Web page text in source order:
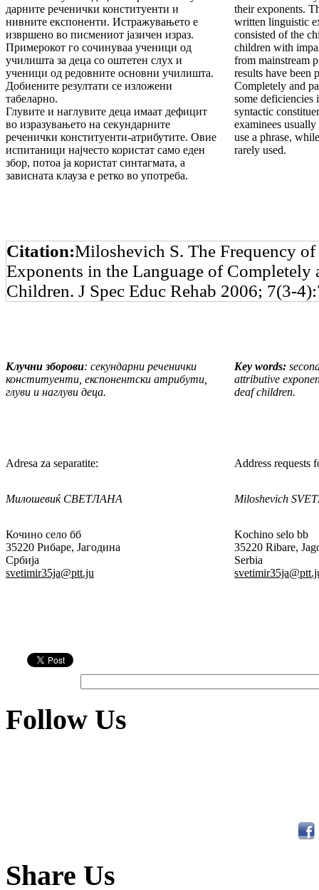
дар­ни­те реченички конституенти и
нивните експо­нен­ти. Истражувањето е
извршено во писме­ниот јазичен израз.
Примерокот го сочинуваа уче­ници од
училишта за деца со оштетен слух и
ученици од редовните основни училишта.
До­бие­ните резултати се изложени
табеларно.
Глувите и наглувите деца имаат дефицит
во из­ра­зувањето на секундарните
реченички консти­ту­енти-атрибутите. Овие
испитаници најчесто користат само еден
збор, потоа ја користат син­таг­мата, а
зависната клауза е ретко во употреба.
their exponents.
written linguistic
consisted of the
children with
from mainstream
results have been
Completely and
some deficiencies
syntactic
examinees
use a phrase,
rarely used.
Citation:Miloshevich S. The Frequency
Exponents in the Language of Completely
Children. J Spec Educ Rehab 2006; 7(3-
Клучни зборови: секундарни реченички
конституен­ти, експонентски атрибути,
глуви и наглуви деца.
Key words:
attributive
deaf children.
Adresa za separatite: Address requests
Милошевиќ СВЕТЛАНА Miloshevich
Кочино село бб
35220 Рибаре, Јагодина
Србија
svetimir35ja@ptt.ju
Kochino selo bb
35220 Ribare,
Serbia
Follow Us
Share Us